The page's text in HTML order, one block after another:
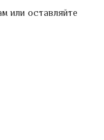
или оставляйте